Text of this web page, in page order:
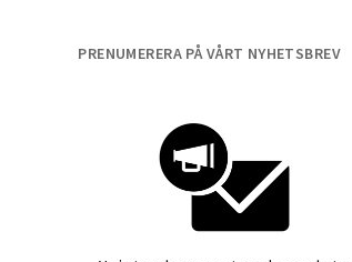
PRENUMERERA PÅ VÅRT NYHETSBREV